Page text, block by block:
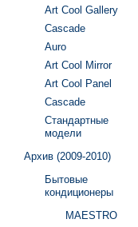
Art Cool Gallery
Cascade
Auro
Art Cool Mirror
Art Cool Panel
Cascade
Стандартные
модели
Архив (2009-2010)
Бытовые
кондиционеры
MAESTRO